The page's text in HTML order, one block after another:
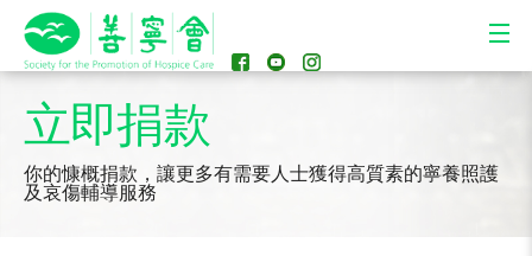
立即捐款
你的慷概捐款，讓更多有需要人士獲得高質素的寧養照護
及哀傷輔導服務